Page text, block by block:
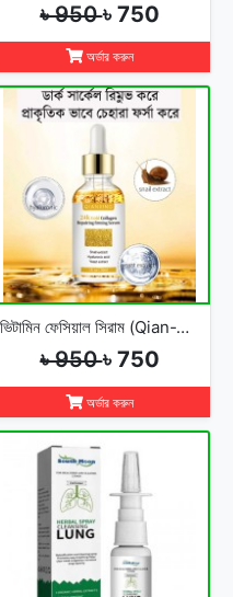
৳ 950৳ 750
অর্ডার করুন
ভিটামিন ফেসিয়াল সিরাম (Qian-Xing) 24K Gold
৳ 950৳ 750
অর্ডার করুন